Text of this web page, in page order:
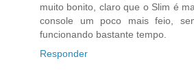
muito bonito, claro que o Slim é
console um poco mais feio,
funcionando bastante tempo.
Responder